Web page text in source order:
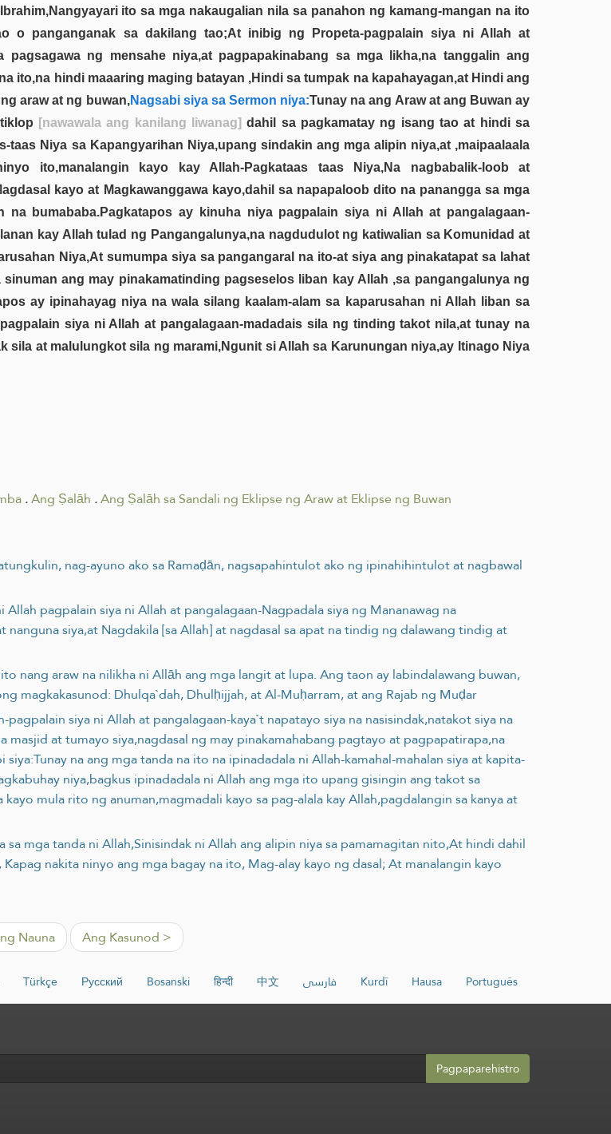
ito sa mga nakaugalian nila sa panahon ng kamang-mangan na ito
o panganganak sa dakilang tao;At inibig ng Propeta-pagpalain siya ni Allah at
ng mensahe niya,at pagpapakinabang sa mga likha,na tanggalin ang
ito,na hindi maaaring maging batayan ,Hindi sa tumpak na kapahayagan,at Hindi ang
araw at ng buwan,Nagsabi siya sa Sermon niya:Tunay na ang Araw at ang Buwan ay
[nawawala ang kanilang liwanag] dahil sa pagkamatay ng isang tao at hindi sa
Niya sa Kapangyarihan Niya,upang sindakin ang mga alipin niya,at ,maipaalaala
ito,manalangin kayo kay Allah-Pagkataas taas Niya,Na nagbabalik-loob at
kayo at Magkawanggawa kayo,dahil sa napapaloob dito na panangga sa mga
na bumababa.Pagkatapos ay kinuha niya pagpalain siya ni Allah at pangalagaan-
kay Allah tulad ng Pangangalunya,na nagdudulot ng katiwalian sa Komunidad at
Niya,At sumumpa siya sa pangangaral na ito-at siya ang pinakatapat sa lahat
sinuman ang may pinakamatinding pagseselos liban kay Allah ,sa pangangalunya ng
ay ipinahayag niya na wala silang kaalam-alam sa kaparusahan ni Allah liban sa
siya ni Allah at pangalagaan-madadais sila ng tinding takot nila,at tunay na
sila at malulungkot sila ng marami,Ngunit si Allah sa Karunungan niya,ay Itinago Niya
.Ang Ṣalāh .Ang Ṣalāh sa Sandali ng Eklipse ng Araw at Eklipse ng Buwan
nag-ayuno ako sa Ramaḍān, nagsapahintulot ako ng ipinahihintulot at nagbawal
pagpalain siya ni Allah at pangalagaan-Nagpadala siya ng Mananawag na
siya,at Nagdakila [sa Allah] at nagdasal sa apat na tindig ng dalawang tindig at
nang araw na nilikha ni Allāh ang mga langit at lupa. Ang taon ay labindalawang buwan,
magkakasunod: Dhulqa`dah, Dhulḥijjah, at Al-Muḥarram, at ang Rajab ng Muḍar
siya ni Allah at pangalagaan-kaya`t napatayo siya na nasisindak,natakot siya na
at tumayo siya,nagdasal ng may pinakamahabang pagtayo at pagpapatirapa,na
na ang mga tanda na ito na ipinadadala ni Allah-kamahal-mahalan siya at kapita-
niya,bagkus ipinadadala ni Allah ang mga ito upang gisingin ang takot sa
mula rito ng anuman,magmadali kayo sa pag-alala kay Allah,pagdalangin sa kanya at
mga tanda ni Allah,Sinisindak ni Allah ang alipin niya sa pamamagitan nito,At hindi dahil
nakita ninyo ang mga bagay na ito, Mag-alay kayo ng dasal; At manalangin kayo
Nauna Ang Kasunod >
Türkçe Русский Bosanski हिन्दी 中文 فارسی Kurdî Hausa Português
Pagpaparehistro